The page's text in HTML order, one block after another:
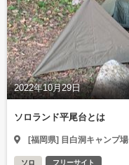
2022年10月29日
ソロランド平尾台とは
[福岡県] 目白洞キャンプ場
ソロ フリーサイト